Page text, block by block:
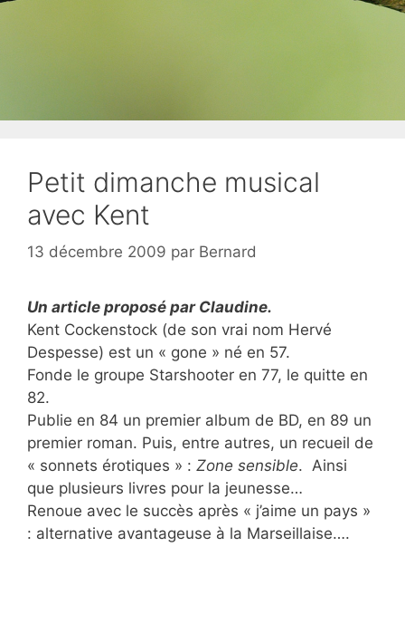
Petit dimanche musical
avec Kent
13 décembre 2009 par Bernard
Un article proposé par Claudine.
Kent Cockenstock (de son vrai nom Hervé
Despesse) est un « gone » né en 57.
Fonde le groupe Starshooter en 77, le quitte en
82.
Publie en 84 un premier album de BD, en 89 un
premier roman. Puis, entre autres, un recueil de
« sonnets érotiques » : Zone sensible. Ainsi
que plusieurs livres pour la jeunesse…
Renoue avec le succès après « j’aime un pays »
: alternative avantageuse à la Marseillaise….